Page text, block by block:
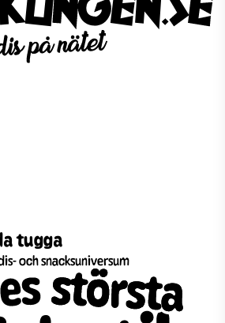
tugga
och snacksuniversum